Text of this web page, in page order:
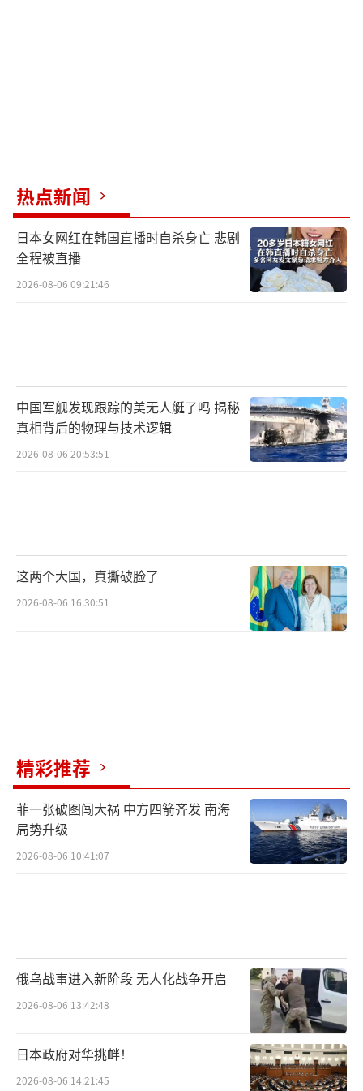
热点新闻
日本女网红在韩国直播时自杀身亡 悲剧
全程被直播
2026-08-06 09:21:46
中国军舰发现跟踪的美无人艇了吗 揭秘
真相背后的物理与技术逻辑
2026-08-06 20:53:51
这两个大国，真撕破脸了
2026-08-06 16:30:51
精彩推荐
菲一张破图闯大祸 中方四箭齐发 南海
局势升级
2026-08-06 10:41:07
俄乌战事进入新阶段 无人化战争开启
2026-08-06 13:42:48
日本政府对华挑衅！
2026-08-06 14:21:45